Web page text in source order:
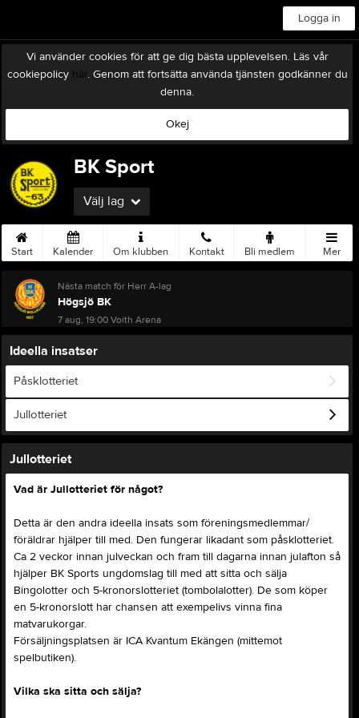
Logga in
Vi använder cookies för att ge dig bästa upplevelsen. Läs vår
cookiepolicy här. Genom att fortsätta använda tjänsten godkänner du
denna.
Okej
BK Sport
Välj lag
Start Kalender Om klubben Kontakt Bli medlem Mer
Nästa match för Herr A-lag
Högsjö BK
7 aug, 19:00Voith Arena
Ideella insatser
Påsklotteriet
Jullotteriet
Jullotteriet
Vad är Jullotteriet för något?
Detta är den andra ideella insats som föreningsmedlemmar/
föräldrar hjälper till med. Den fungerar likadant som påsklotteriet.
Ca 2 veckor innan julveckan och fram till dagarna innan julafton så
hjälper BK Sports ungdomslag till med att sitta och sälja
Bingolotter och 5-kronorslotteriet (tombolalotter). De som köper
en 5-kronorslott har chansen att exempelivs vinna fina
matvarukorgar.
Försäljningsplatsen är ICA Kvantum Ekängen (mittemot
spelbutiken).
Vilka ska sitta och sälja?